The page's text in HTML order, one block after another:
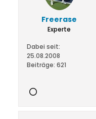
Freerase
Experte
Dabei seit:
25.08.2008
Beiträge: 621